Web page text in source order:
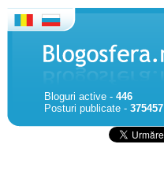
Bloguri active - 446
Posturi publicate - 375457